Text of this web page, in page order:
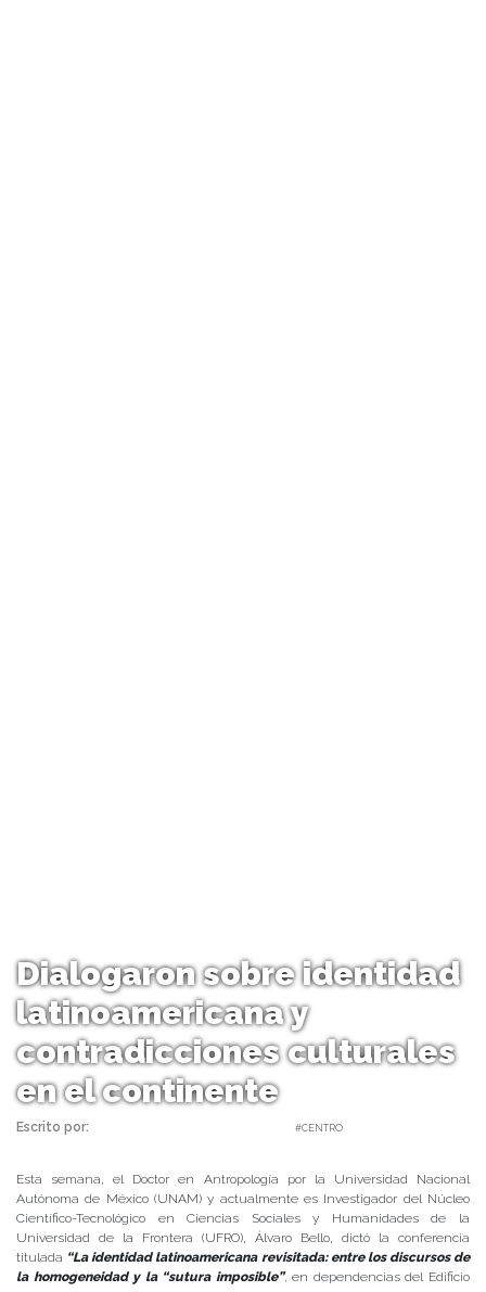
Dialogaron sobre identidad
latinoamericana y
contradicciones culturales
en el continente
Escrito por: #CENTRO
Esta semana, el Doctor en Antropología por la Universidad Nacional
Autónoma de México (UNAM) y actualmente es Investigador del Núcleo
Científico-Tecnológico en Ciencias Sociales y Humanidades de la
Universidad de la Frontera (UFRO), Álvaro Bello, dictó la conferencia
titulada “La identidad latinoamericana revisitada: entre los discursos de
la homogeneidad y la “sutura imposible”, en dependencias del Edificio